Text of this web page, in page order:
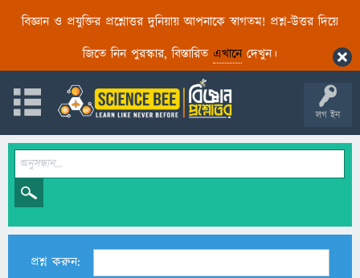
বিজ্ঞান ও প্রযুক্তির প্রশ্নোত্তর দুনিয়ায় আপনাকে স্বাগতম! প্রশ্ন-উত্তর দিয়ে
জিতে নিন পুরস্কার, বিস্তারিত এখানেদেখুন।
লগ ইন
প্রশ্ন করুন: